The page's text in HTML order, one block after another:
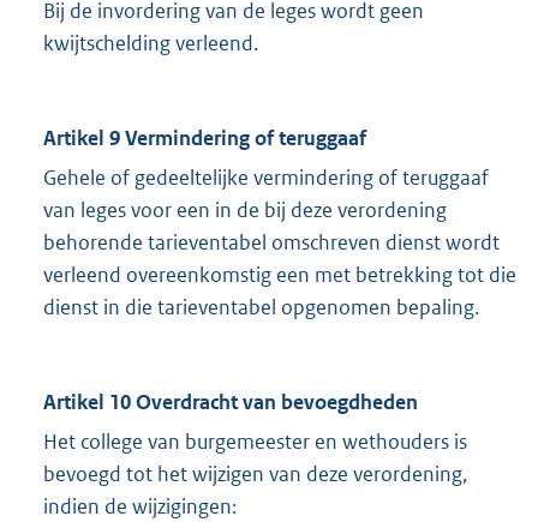
Bij de invordering van de leges wordt geen
kwijtschelding verleend.
Artikel 9 Vermindering of teruggaaf
Gehele of gedeeltelijke vermindering of teruggaaf
van leges voor een in de bij deze verordening
behorende tarieventabel omschreven dienst wordt
verleend overeenkomstig een met betrekking tot die
dienst in die tarieventabel opgenomen bepaling.
Artikel 10 Overdracht van bevoegdheden
Het college van burgemeester en wethouders is
bevoegd tot het wijzigen van deze verordening,
indien de wijzigingen: